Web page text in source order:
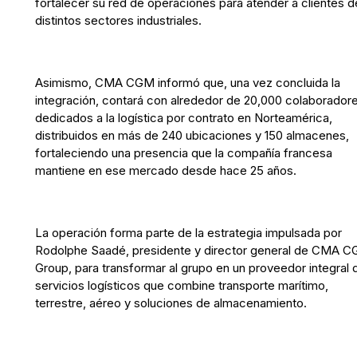
distintos sectores industriales.
Asimismo, CMA CGM informó que, una vez concluida la
integración, contará con alrededor de 20,000
dedicados a la logística por contrato en Norteamérica,
distribuidos en más de 240 ubicaciones y 150 almacenes,
fortaleciendo una presencia que la compañía francesa
mantiene en ese mercado desde hace 25 años.
La operación forma parte de la estrategia impulsada por
Rodolphe Saadé, presidente y director general de CMA
Group, para transformar al grupo en un proveedor integral
servicios logísticos que combine transporte marítimo,
terrestre, aéreo y soluciones de almacenamiento.